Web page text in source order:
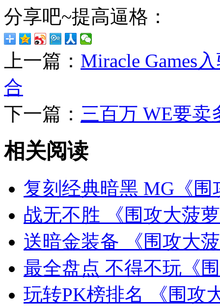
分享吧~提高逼格：
上一篇： Miracle Games
合
下一篇： 三百万 WE要卖
相关阅读
复刻经典暗黑 MG《围
战无不胜 《围攻大菠
送暗金装备 《围攻大
最全盘点 不得不玩《
玩转PK榜排名 《围攻